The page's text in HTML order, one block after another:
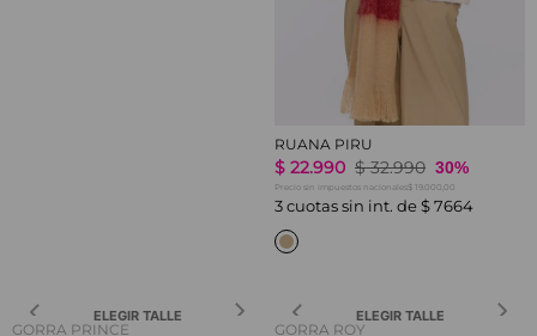
RUANA PIRU
$ 22.990 $ 32.990 30%
Precio sin impuestos nacionales$ 19.000,00
3 cuotas sin int. de $ 7664
ELEGIR TALLE
GORRA PRINCE
ELEGIR TALLE
GORRA ROY